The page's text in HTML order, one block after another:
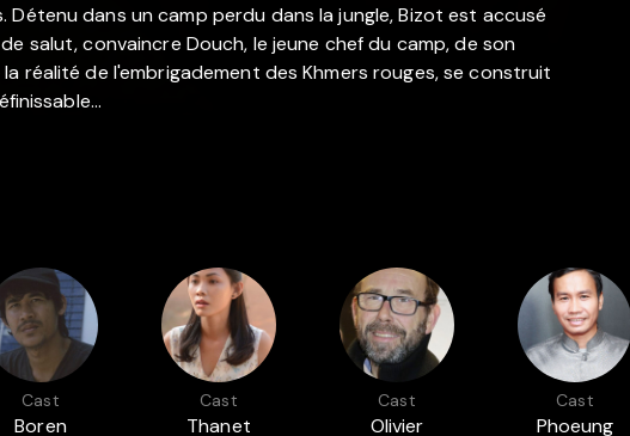
dans un camp perdu dans la jungle, Bizot est accusé
salut, convaincre Douch, le jeune chef du camp, de son
réalité de l'embrigadement des Khmers rouges, se construit
Cast
Boren
Cast
Thanet
Cast
Olivier
Cast
Phoeung